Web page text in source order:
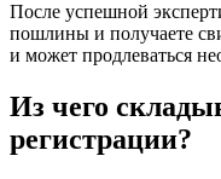
После успешной
пошлины и получаете
и может продлеваться
Из чего
регистрации?